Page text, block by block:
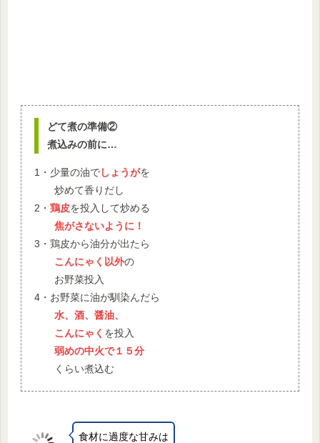
どて煮の準備②
煮込みの前に…
1・少量の油でしょうがを
炒めて香りだし
2・ 鶏皮を投入して炒める
焦がさないように！
3・鶏皮から油分が出たら
こんにゃく以外の
お野菜投入
4・お野菜に油が馴染んだら
水、酒、醤油、
こんにゃく を投入
弱めの中火で１５分
くらい煮込む
食材に過度な甘みは